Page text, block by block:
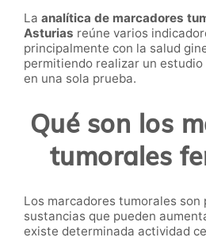
La analítica de marcadores
Asturias reúne varios
principalmente con la salud
permitiendo realizar un
en una sola prueba.
Qué son los
tumorales
Los marcadores tumorales son
sustancias que pueden
existe determinada actividad